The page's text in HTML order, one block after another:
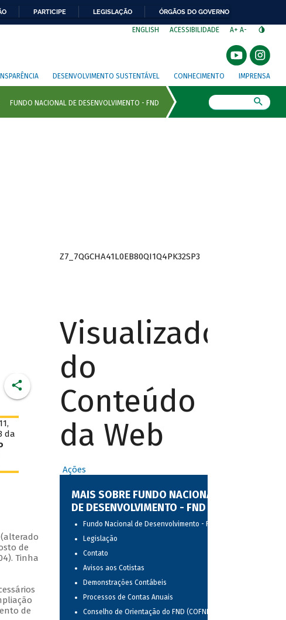
PARTICIPE LEGISLAÇÃO ÓRGÃOS DO GOVERNO
ENGLISH ACESSIBILIDADE A+ A-
DESENVOLVIMENTO SUSTENTÁVEL CONHECIMENTO IMPRENSA
da
(alterado
de
Tinha
de
Z7_7QGCHA41L0EB80QI1Q4PK32SP3
Visualizador
do
Conteúdo
da Web
Ações
MAIS SOBRE FUNDO NACIONAL
DE DESENVOLVIMENTO - FND
Fundo Nacional de Desenvolvimento - FND
Legislação
Contato
Avisos aos Cotistas
Demonstrações Contábeis
Processos de Contas Anuais
Conselho de Orientação do FND (COFND)